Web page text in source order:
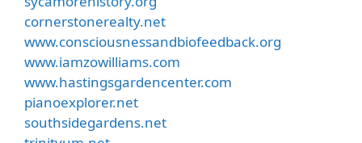
cornerstonerealty.net
www.consciousnessandbiofeedback.org
www.iamzowilliams.com
www.hastingsgardencenter.com
pianoexplorer.net
southsidegardens.net